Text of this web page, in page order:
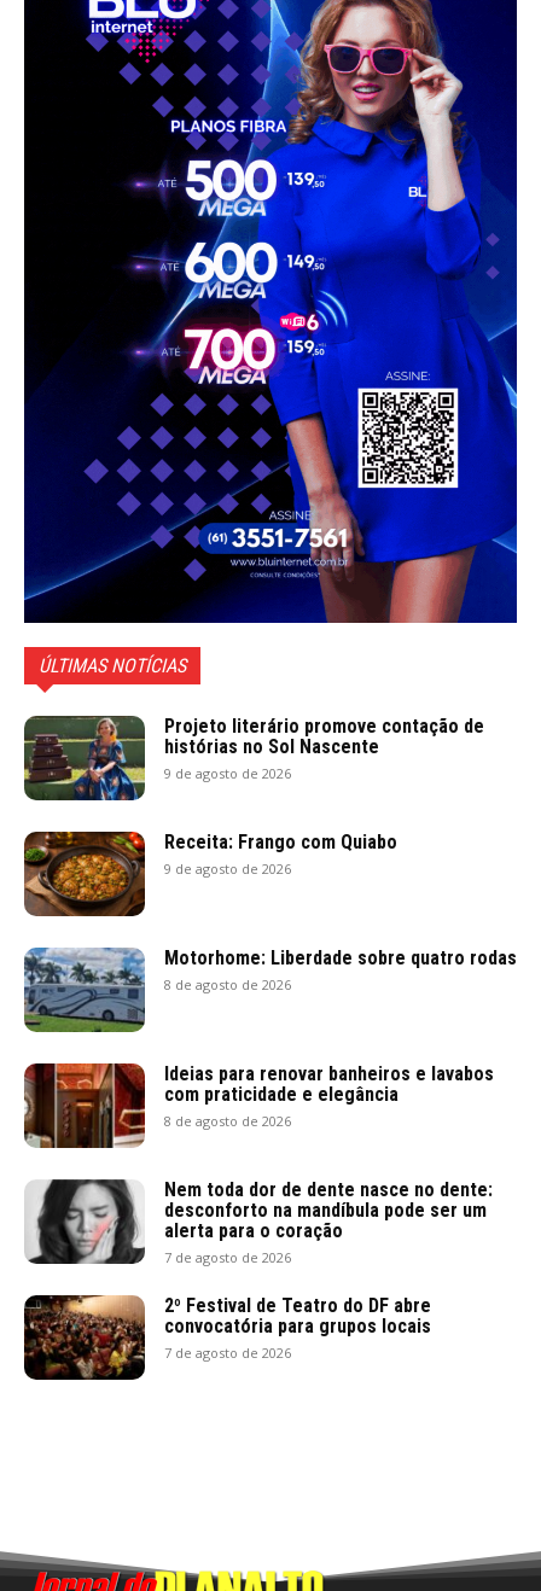
ÚLTIMAS NOTÍCIAS
Projeto literário promove contação de
histórias no Sol Nascente
9 de agosto de 2026
Receita: Frango com Quiabo
9 de agosto de 2026
Motorhome: Liberdade sobre quatro rodas
8 de agosto de 2026
Ideias para renovar banheiros e lavabos
com praticidade e elegância
8 de agosto de 2026
Nem toda dor de dente nasce no dente:
desconforto na mandíbula pode ser um
alerta para o coração
7 de agosto de 2026
2º Festival de Teatro do DF abre
convocatória para grupos locais
7 de agosto de 2026